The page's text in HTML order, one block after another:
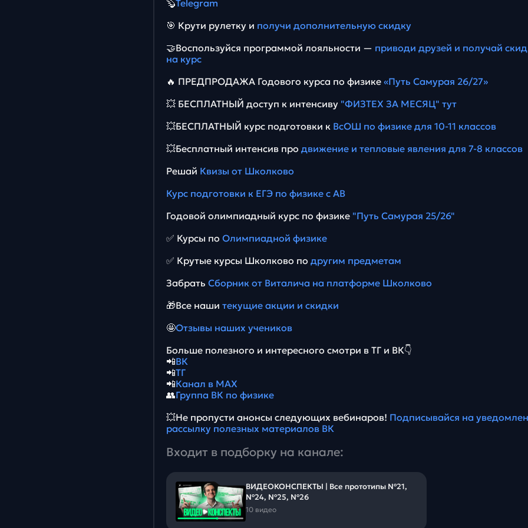
🦫Telegram
🎯 Крути рулетку и получи дополнительную скидку
🤝Воспользуйся программой лояльности — приводи друзей и получай
на курс
🔥 ПРЕДПРОДАЖА Годового курса по физике «Путь Самурая 26/27»
💥 БЕСПЛАТНЫЙ доступ к интенсиву "ФИЗТЕХ ЗА МЕСЯЦ" тут
💥БЕСПЛАТНЫЙ курс подготовки к ВсОШ по физике для 10-11 классов
💥Бесплатный интенсив про движение и тепловые явления для 7-8 классов
Решай Квизы от Школково
Курс подготовки к ЕГЭ по физике с АВ
Годовой олимпиадный курс по физике "Путь Самурая 25/26"
✅ Курсы по Олимпиадной физике
✅ Крутые курсы Школково по другим предметам
Забрать Сборник от Виталича на платформе Школково
🎁Все наши текущие акции и скидки
🤩Отзывы наших учеников
Больше полезного и интересного смотри в ТГ и ВК👇
📲ВК
📲ТГ
📲Канал в MAX
👥Группа ВК по физике
💥Не пропусти анонсы следующих вебинаров! Подписывайся на
рассылку полезных материалов ВК
Входит в подборку на канале:
ВИДЕОКОНСПЕКТЫ | Все прототипы №21,
№24, №25, №26
10 видео